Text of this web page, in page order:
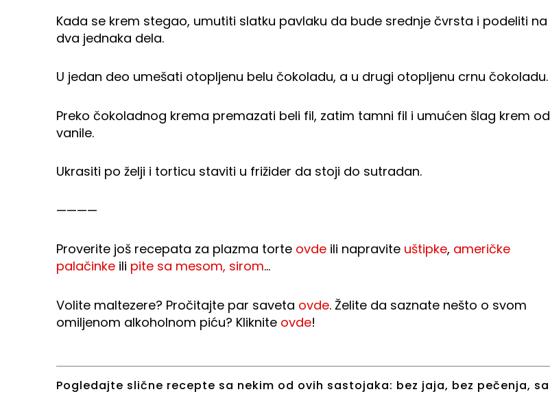
Kada se krem stegao, umutiti slatku pavlaku da bude srednje čvrsta i podeliti na
dva jednaka dela.
U jedan deo umešati otopljenu belu čokoladu, a u drugi otopljenu crnu čokoladu.
Preko čokoladnog krema premazati beli fil, zatim tamni fil i umućen šlag krem od
vanile.
Ukrasiti po želji i torticu staviti u frižider da stoji do sutradan.
————
Proverite još recepata za plazma torte ovde ili napravite uštipke, američke
palačinke ili pite sa mesom, sirom…
Volite maltezere? Pročitajte par saveta ovde. Želite da saznate nešto o svom
omiljenom alkoholnom piću? Kliknite ovde!
Pogledajte slične recepte sa nekim od ovih sastojaka: bez jaja, bez pečenja, sa